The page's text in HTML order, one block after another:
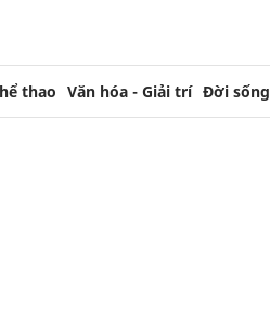
thao Văn hóa - Giải trí Đời sống